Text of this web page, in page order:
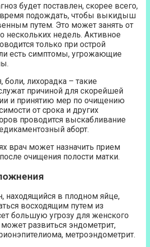
будет поставлен, скорее всего,
время подождать, чтобы выкидыш
путем. Это может занять от
нескольких недель. Активное
только при острой
есть симптомы, угрожающие
боли, лихорадка – такие
причиной для скорейшей
и принятию мер по очищению
от срока и других
проводится выскабливание
аборт.
врач может назначить прием
очищения полости матки.
находящийся в плодном яйце,
восходящим путем из
большую угрозу для женского
развиться эндометрит,
метроэндометрит.